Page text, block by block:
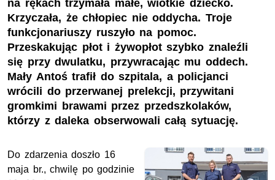
na rękach trzymała małe, wiotkie dziecko.
Krzyczała, że chłopiec nie oddycha. Troje
funkcjonariuszy ruszyło na pomoc.
Przeskakując płot i żywopłot szybko znaleźli
się przy dwulatku, przywracając mu oddech.
Mały Antoś trafił do szpitala, a policjanci
wrócili do przerwanej prelekcji, przywitani
gromkimi brawami przez przedszkolaków,
którzy z daleka obserwowali całą sytuację.
Do zdarzenia doszło 16
maja br., chwilę po godzinie